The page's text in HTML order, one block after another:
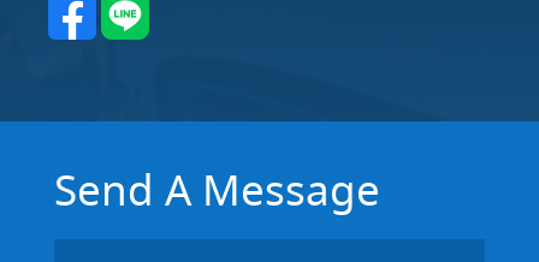
Send A Message